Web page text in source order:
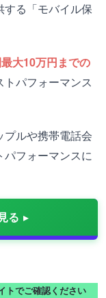
する「モバイル保
大10万円までの
トパフォーマンス
ルや携帯電話会
フォーマンスに
る
トでご確認ください